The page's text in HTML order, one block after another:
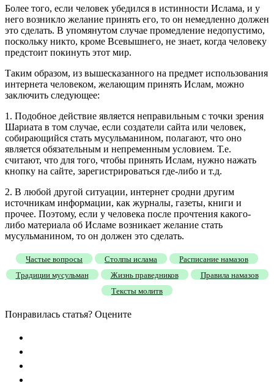
Более того, если человек убедился в истинности Ислама, и у
него возникло желание принять его, то он немедленно должен
это сделать. В упомянутом случае промедление недопустимо,
поскольку никто, кроме Всевышнего, не знает, когда человеку
предстоит покинуть этот мир.
Таким образом, из вышесказанного на предмет использования
интернета человеком, желающим принять Ислам, можно
заключить следующее:
1. Подобное действие является неправильным с точки зрения
Шариата в том случае, если создатели сайта или человек,
собирающийся стать мусульманином, полагают, что оно
является обязательным и непременным условием. Т.е.
считают, что для того, чтобы принять Ислам, нужно нажать
кнопку на сайте, зарегистрироваться где-либо и т.д.
2. В любой другой ситуации, интернет сродни другим
источникам информации, как журналы, газеты, книги и
прочее. Поэтому, если у человека после прочтения какого-
либо материала об Исламе возникает желание стать
мусульманином, то он должен это сделать.
Частые вопросы Столпы ислама
Расписание намазов
Традиции мусульман
Жизнь праведников
Правила намазов
Тексты молитв
Понравилась статья? Оцените